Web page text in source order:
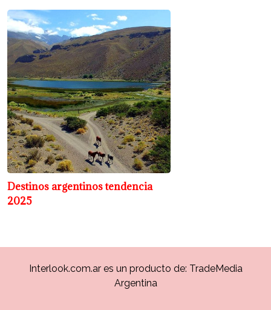
Destinos argentinos tendencia
2025
Interlook.com.ar es un producto de: TradeMedia
Argentina